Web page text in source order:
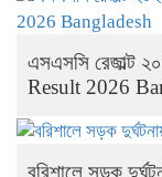
এসএসসি রেজাল্ট
Result 2026
বরিশালে সড়ক